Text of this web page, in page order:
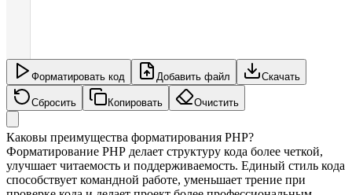
Форматировать код Добавить файл Скачать
Сбросить Копировать Очистить
Каковы преимущества форматирования PHP?
Форматирование PHP делает структуру кода более четкой,
улучшает читаемость и поддерживаемость. Единый стиль кода
способствует командной работе, уменьшает трение при